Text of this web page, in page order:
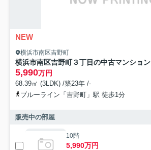
NEW
横浜市南区吉野町
横浜市南区吉野町３丁目の中古マンション
5,990万円
68.39㎡ (3LDK) /築23年 /-
ブルーライン「吉野町」駅 徒歩1分
販売中の部屋
10階
5,990万円